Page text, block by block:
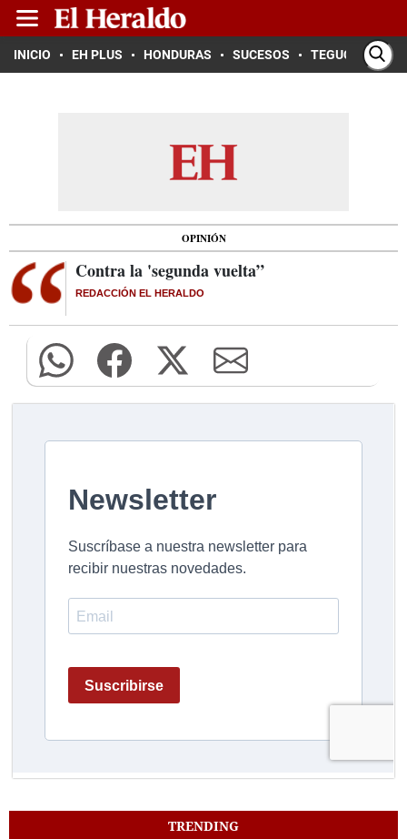
INICIO EH PLUS HONDURAS SUCESOS TEGUCIGALPA
OPINIÓN
Contra la 'segunda vuelta”
REDACCIÓN EL HERALDO
TRENDING